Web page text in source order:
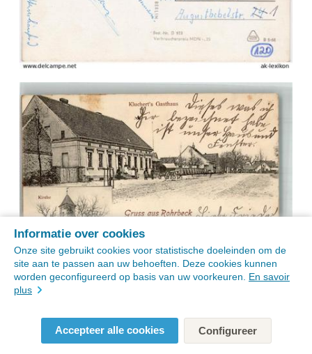
Informatie over cookies
Onze site gebruikt cookies voor statistische doeleinden om de
site aan te passen aan uw behoeften. Deze cookies kunnen
worden geconfigureerd op basis van uw voorkeuren. En savoir
plus
Accepteer alle cookies Configureer